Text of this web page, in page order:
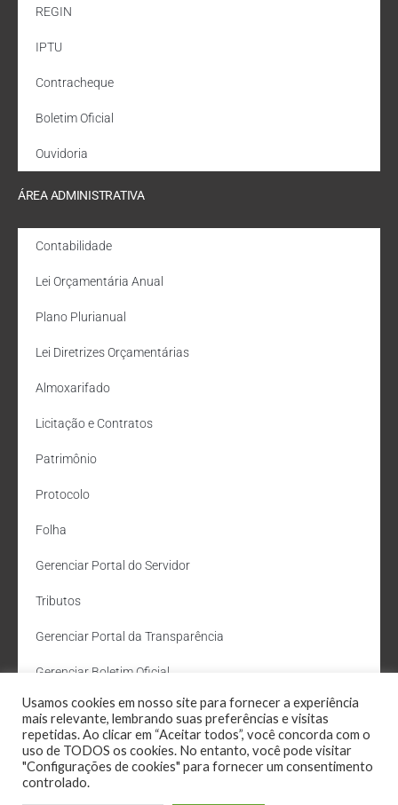
REGIN
IPTU
Contracheque
Boletim Oficial
Ouvidoria
ÁREA ADMINISTRATIVA
Contabilidade
Lei Orçamentária Anual
Plano Plurianual
Lei Diretrizes Orçamentárias
Almoxarifado
Licitação e Contratos
Patrimônio
Protocolo
Folha
Gerenciar Portal do Servidor
Tributos
Gerenciar Portal da Transparência
Gerenciar Boletim Oficial
Departamento de Água e Esgoto
Administração Site
Webmail
Usamos cookies em nosso site para fornecer a experiência
mais relevante, lembrando suas preferências e visitas
repetidas. Ao clicar em “Aceitar todos”, você concorda com o
uso de TODOS os cookies. No entanto, você pode visitar
"Configurações de cookies" para fornecer um consentimento
controlado.